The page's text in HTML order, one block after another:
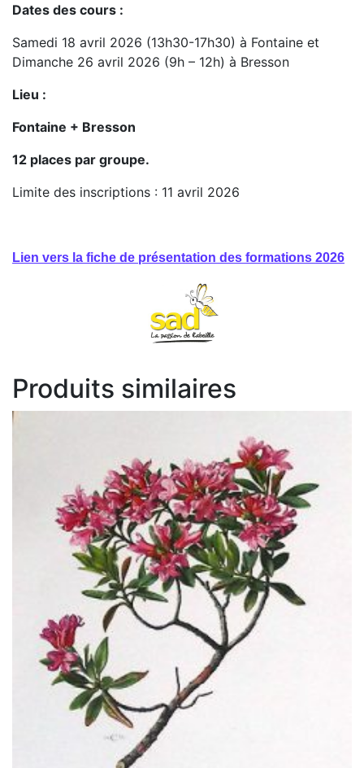
Dates des cours :
Samedi 18 avril 2026 (13h30-17h30) à Fontaine et
Dimanche 26 avril 2026 (9h – 12h) à Bresson
Lieu :
Fontaine + Bresson
12 places par groupe.
Limite des inscriptions : 11 avril 2026
Lien vers la fiche de présentation des formations 2026
Produits similaires